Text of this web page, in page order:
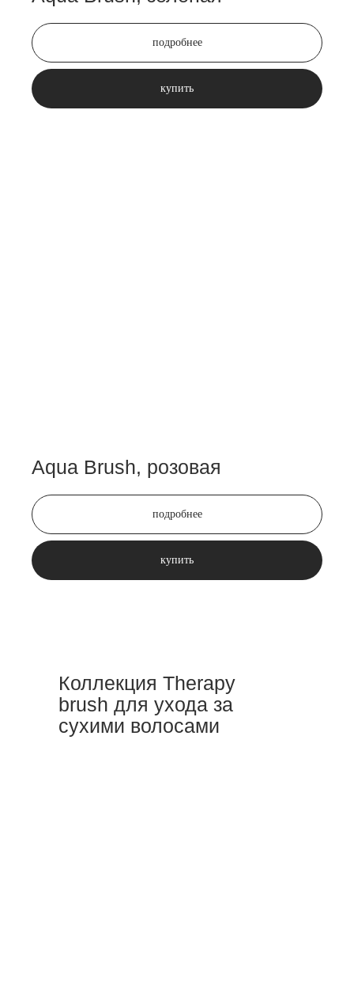
подробнее
купить
Aqua Brush, розовая
подробнее
купить
Коллекция Therapy
brush для ухода за
сухими волосами